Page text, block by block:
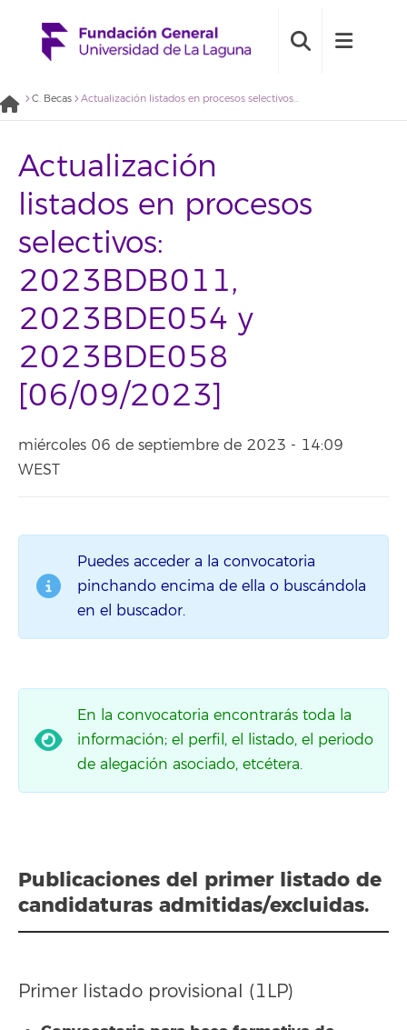
C. Becas Actualización listados en procesos selectivos: 2023BDB011, 2023BDE054 y 2023BDE058 [06/09/2023]
Actualización
listados en procesos
selectivos:
2023BDB011,
2023BDE054 y
2023BDE058
[06/09/2023]
miércoles 06 de septiembre de 2023 - 14:09
WEST
Puedes acceder a la convocatoria
pinchando encima de ella o buscándola
en el buscador.
En la convocatoria encontrarás toda la
información; el perfil, el listado, el periodo
de alegación asociado, etcétera.
Publicaciones del primer listado de
candidaturas admitidas/excluidas.
Primer listado provisional (1LP)